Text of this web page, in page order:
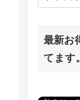
最新お
てます